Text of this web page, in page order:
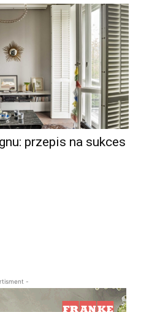
przepis na sukces
-